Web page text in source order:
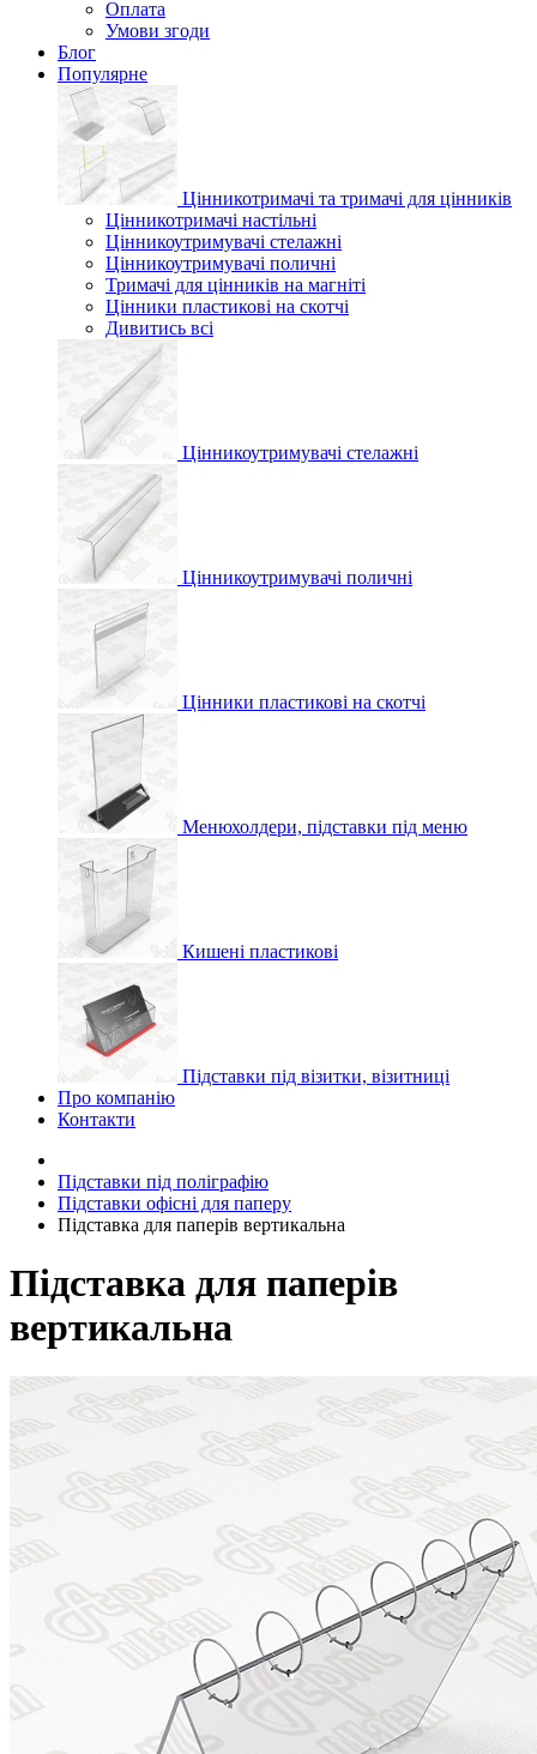
Оплата
Умови згоди
Блог
Популярне
Цінникотримачі та тримачі для цінників
Цінникотримачі настільні
Цінникоутримувачі стелажні
Цінникоутримувачі поличні
Тримачі для цінників на магніті
Цінники пластикові на скотчі
Дивитись всі
Цінникоутримувачі стелажні
Цінникоутримувачі поличні
Цінники пластикові на скотчі
Менюхолдери, підставки під меню
Кишені пластикові
Підставки під візитки, візитниці
Про компанію
Контакти
Підставки під поліграфію
Підставки офісні для паперу
Підставка для паперів вертикальна
Підставка для паперів
вертикальна